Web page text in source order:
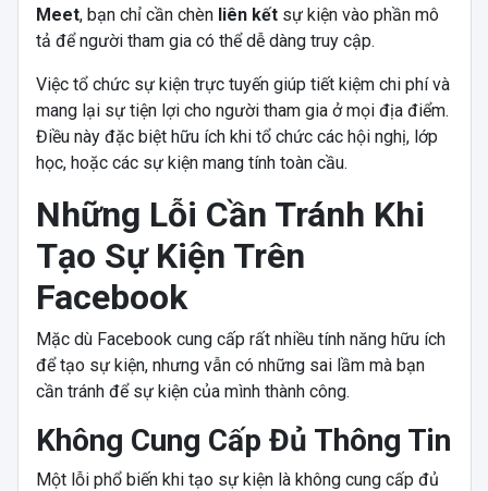
Meet, bạn chỉ cần chèn liên kếtsự kiện vào phần mô
tả để người tham gia có thể dễ dàng truy cập.
Việc tổ chức sự kiện trực tuyến giúp tiết kiệm chi phí và
mang lại sự tiện lợi cho người tham gia ở mọi địa điểm.
Điều này đặc biệt hữu ích khi tổ chức các hội nghị, lớp
học, hoặc các sự kiện mang tính toàn cầu.
Những Lỗi Cần Tránh Khi
Tạo Sự Kiện Trên
Facebook
Mặc dù Facebook cung cấp rất nhiều tính năng hữu ích
để tạo sự kiện, nhưng vẫn có những sai lầm mà bạn
cần tránh để sự kiện của mình thành công.
Không Cung Cấp Đủ Thông Tin
Một lỗi phổ biến khi tạo sự kiện là không cung cấp đủ